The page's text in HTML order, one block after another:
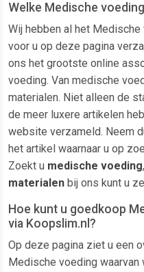
Welke Medische
Wij hebben al het
voor u op deze pagina
ons het grootste online
voeding. Van medische
materialen. Niet alleen de
de meer luxere artikelen
website verzameld. Neem
het artikel waarnaar u op
Zoekt u medische voeding
materialen bij ons kunt u
Hoe kunt u goedkoop
via Koopslim.nl?
Op deze pagina ziet u een
Medische voeding